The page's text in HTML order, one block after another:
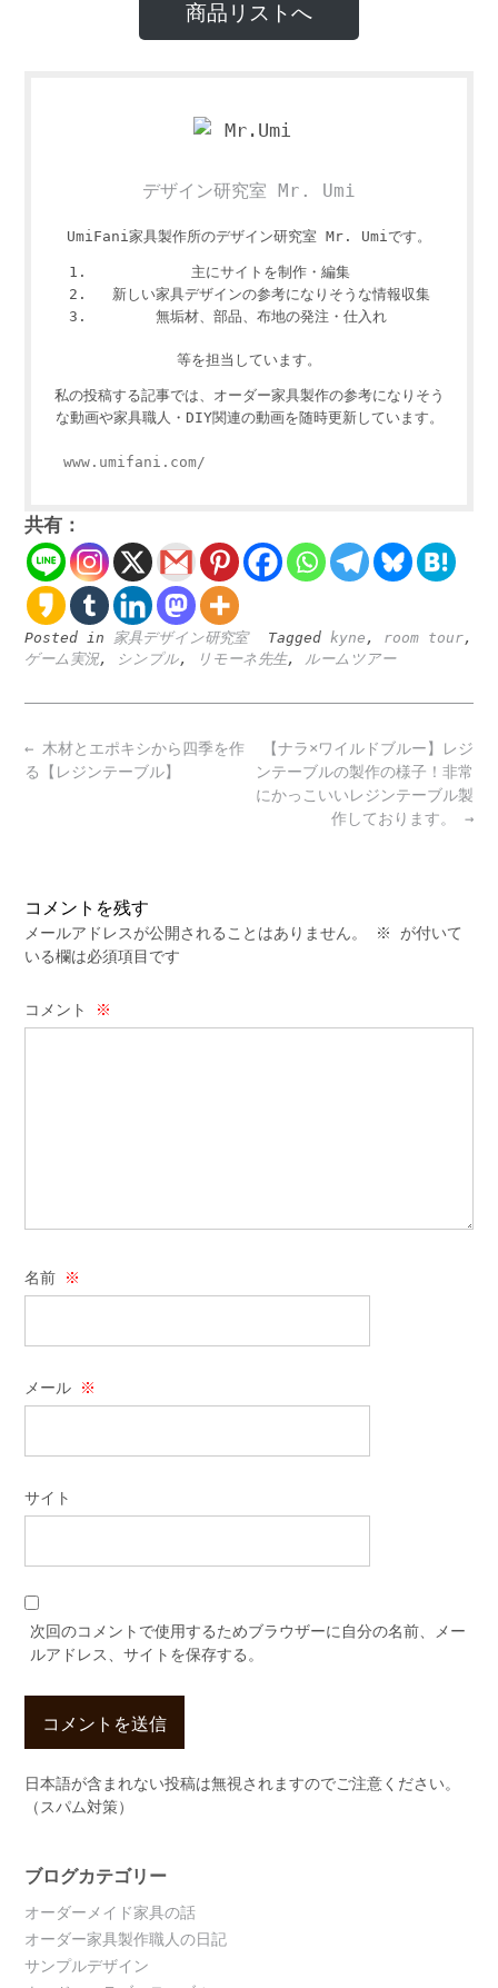
商品リストへ
デザイン研究室 Mr. Umi
UmiFani家具製作所のデザイン研究室 Mr. Umiです。
主にサイトを制作・編集
新しい家具デザインの参考になりそうな情報収集
無垢材、部品、布地の発注・仕入れ
等を担当しています。
私の投稿する記事では、オーダー家具製作の参考になりそう
な動画や家具職人・DIY関連の動画を随時更新しています。
www.umifani.com/
共有：
Posted in 家具デザイン研究室 Tagged kyne , room tour,
ゲーム実況, シンプル, リモーネ先生, ルームツアー
Post
navigation
【ナラ×ワイルドブルー】レジ
ンテーブルの製作の様子！非常
にかっこいいレジンテーブル製
作しております。 →
← 木材とエポキシから四季を作
る【レジンテーブル】
コメントを残す
メールアドレスが公開されることはありません。 ※
が付いて
いる欄は必須項目です
コメント ※
名前 ※
メール ※
サイト
次回のコメントで使用するためブラウザーに自分の名前、メー
ルアドレス、サイトを保存する。
日本語が含まれない投稿は無視されますのでご注意ください。
（スパム対策）
ブログカテゴリー
オーダーメイド家具の話
オーダー家具製作職人の日記
サンプルデザイン